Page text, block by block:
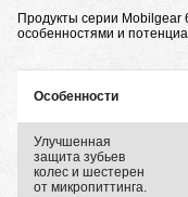
Продукты серии
особенностями и
Особенности
Улучшенная
защита зубьев
колес и шестерен
от микропиттинга.